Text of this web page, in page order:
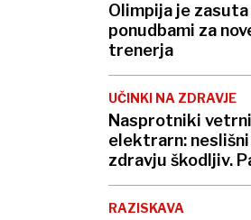
Olimpija je zasuta
ponudbami za
trenerja
UČINKI NA ZDRAVJE
Nasprotniki
elektrarn:
zdravju škodljiv.
RAZISKAVA